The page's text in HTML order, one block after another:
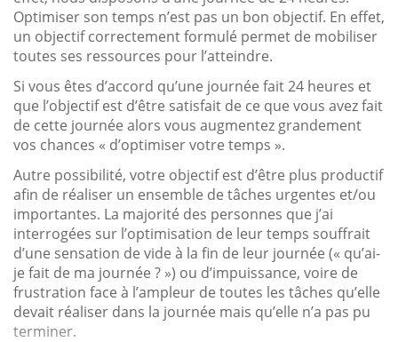
Optimiser son temps n’est pas un bon objectif. En effet,
un objectif correctement formulé permet de mobiliser
toutes ses ressources pour l’atteindre.
Si vous êtes d’accord qu’une journée fait 24 heures et
que l’objectif est d’être satisfait de ce que vous avez fait
de cette journée alors vous augmentez grandement
vos chances « d’optimiser votre temps ».
Autre possibilité, votre objectif est d’être plus productif
afin de réaliser un ensemble de tâches urgentes et/ou
importantes. La majorité des personnes que j’ai
interrogées sur l’optimisation de leur temps souffrait
d’une sensation de vide à la fin de leur journée (« qu’ai-
je fait de ma journée ? ») ou d’impuissance, voire de
frustration face à l’ampleur de toutes les tâches qu’elle
devait réaliser dans la journée mais qu’elle n’a pas pu
terminer.